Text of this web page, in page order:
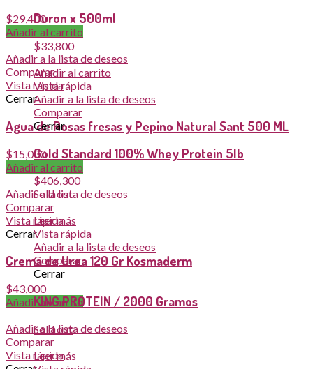
Duron x 500ml
$33,800
Añadir al carrito
Vista rápida
Añadir a la lista de deseos
Comparar
Cerrar
Gold Standard 100% Whey Protein 5lb
$406,300
Sold out
Leer más
Vista rápida
Añadir a la lista de deseos
Comparar
Cerrar
KING PROTEIN / 2000 Gramos
Sold out
Leer más
$29,400
Añadir al carrito
Añadir a la lista de deseos
Comparar
Vista rápida
Cerrar
Agua de Rosas fresas y Pepino Natural Sant 500 ML
$15,000
Añadir al carrito
Añadir a la lista de deseos
Comparar
Vista rápida
Cerrar
Crema de Urea 120 Gr Kosmaderm
$43,000
Añadir al carrito
Añadir a la lista de deseos
Comparar
Vista rápida